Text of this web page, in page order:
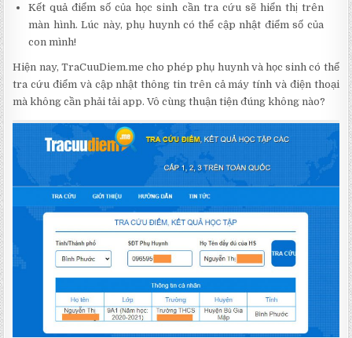
Kết quả điểm số của học sinh cần tra cứu sẽ hiển thị trên
màn hình. Lúc này, phụ huynh có thể cập nhật điểm số của
con mình!
Hiện nay, TraCuuDiem.me cho phép phụ huynh và học sinh có thể
tra cứu điểm và cập nhật thông tin trên cả máy tính và điện thoại
mà không cần phải tải app. Vô cùng thuận tiện đúng không nào?